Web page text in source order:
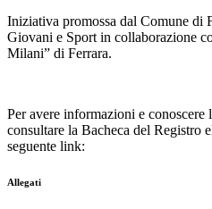
Iniziativa promossa dal Comune di
Giovani e Sport in collaborazione
Milani” di Ferrara.
Per avere informazioni e conoscere
consultare la Bacheca del Registro
seguente link:
Allegati